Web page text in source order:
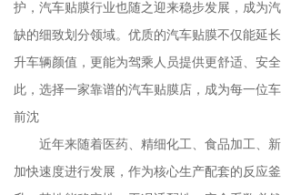
护，汽车贴膜行业也随之迎来稳步发展，成为
缺的细致划分领域。优质的汽车贴膜不仅能延
升车辆颜值，更能为驾乘人员提供更舒适、安
此，选择一家靠谱的汽车贴膜店，成为每一位
前沈
近年来随着医药、精细化工、食品加工、新
加快速度进行发展，作为核心生产配套的反应